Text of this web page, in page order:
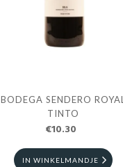
BODEGA SENDERO ROYAL
TINTO
€10.30
IN WINKELMANDJE